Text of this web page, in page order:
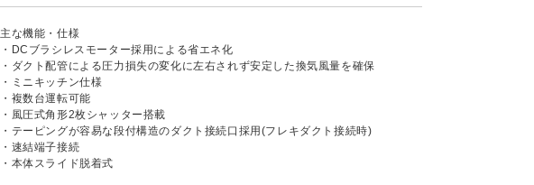
主な機能・仕様
・DCブラシレスモーター採用による省エネ化
・ダクト配管による圧力損失の変化に左右されず安定した換気風量を確保
・ミニキッチン仕様
・複数台運転可能
・風圧式角形2枚シャッター搭載
・テーピングが容易な段付構造のダクト接続口採用(フレキダクト接続時)
・速結端子接続
・本体スライド脱着式